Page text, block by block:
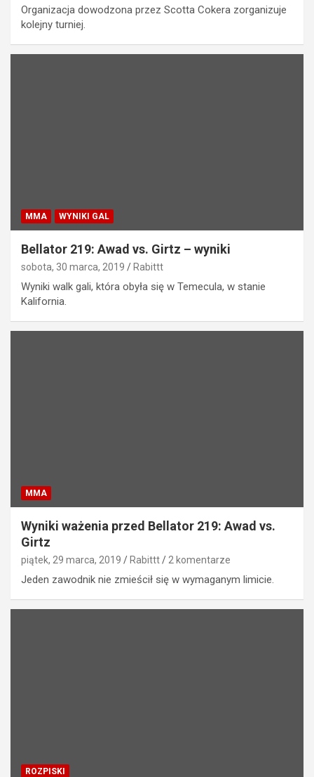
Organizacja dowodzona przez Scotta Cokera zorganizuje
kolejny turniej.
MMA WYNIKI GAL
Bellator 219: Awad vs. Girtz – wyniki
sobota, 30 marca, 2019 Rabittt
Wyniki walk gali, która obyła się w Temecula, w stanie
Kalifornia.
MMA
Wyniki ważenia przed Bellator 219: Awad vs.
Girtz
piątek, 29 marca, 2019 Rabittt 2 komentarze
Jeden zawodnik nie zmieścił się w wymaganym limicie.
ROZPISKI